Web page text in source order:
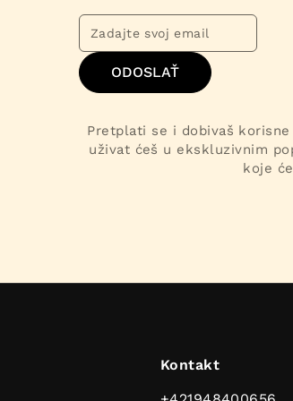
ODOSLAŤ
Pretplati se i dobivaš
uživat ćeš u ekskluzivnim
koje
Kontakt